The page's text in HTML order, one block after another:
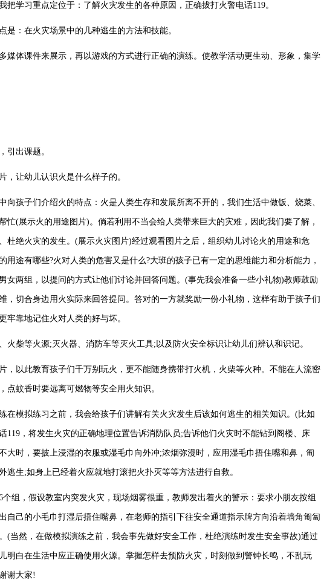
学习重点定位于：了解火灾发生的各种原因，正确拔打火警电话119。
：在火灾场景中的几种逃生的方法和技能。
体课件来展示，再以游戏的方式进行正确的演练。使教学活动更生动、形象，集学
出课题。
让幼儿认识火是什么样子的。
孩子们介绍火的特点：火是人类生存和发展所离不开的，我们生活中做饭、烧菜、
忙(展示火的用途图片)。倘若利用不当会给人类带来巨大的灾难，因此我们要了解，
杜绝火灾的发生。(展示火灾图片)经过观看图片之后，组织幼儿讨论火的用途和危
用途有哪些?火对人类的危害又是什么?大班的孩子已有一定的思维能力和分析能力，
女两组，以提问的方式让他们讨论并回答问题。(事先我会准备一些小礼物)教师鼓励
，切合身边用火实际来回答提问。答对的一方就奖励一份小礼物，这样有助于孩子们
牢靠地记住火对人类的好与坏。
柴等火源;灭火器、消防车等灭火工具;以及防火安全标识让幼儿们辨认和识记。
以此教育孩子们千万别玩火，更不能随身携带打火机，火柴等火种。不能在人流密
点蚊香时要远离可燃物等安全用火知识。
模拟练习之前，我会给孩子们讲解有关火灾发生后该如何逃生的相关知识。(比如
119，将发生火灾的正确地理位置告诉消防队员;告诉他们火灾时不能钻到阁楼、床
大时，要披上浸湿的衣服或湿毛巾向外冲;浓烟弥漫时，应用湿毛巾捂住嘴和鼻，匍
逃生;如身上已经着火应就地打滚把火扑灭等等方法进行自救。
，假设教室内突发火灾，现场烟雾很重，教师发出着火的警示：要求小朋友按组
自己的小毛巾打湿后捂住嘴鼻，在老师的指引下往安全通道指示牌方向沿着墙角匍匐
(当然，在做模拟演练之前，我会事先做好安全工作，杜绝演练时发生安全事故)通过
明白在生活中应正确使用火源。掌握怎样去预防火灾，时刻做到警钟长鸣，不乱玩
谢大家!